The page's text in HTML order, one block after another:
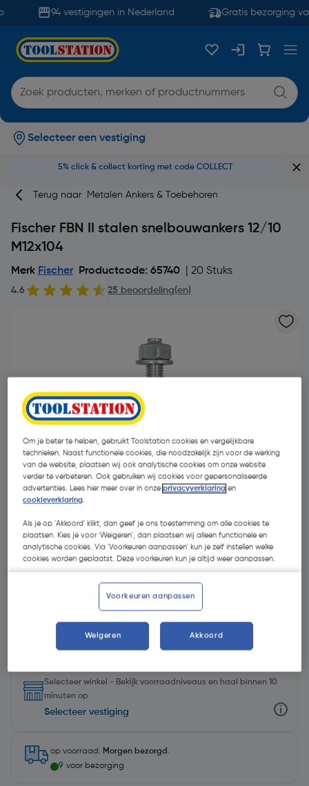
94 vestigingen in Nederland Gratis bezorging
Selecteer een vestiging
5% click & collect korting met code COLLECT
Terug naar Metalen Ankers & Toebehoren
Fischer FBN II stalen snelbouwankers 12/10
M12x104
Merk Fischer Productcode: 65740 | 20 Stuks
4.6 25 beoordeling(en)
€ 37,06| Excl. btw € 30,63
Kies productvariant(7)
Selecteer winkel - Bekijk voorraadniveaus en haal binnen 10
minuten op
Selecteer vestiging
op voorraad. Morgen bezorgd .
9 voor bezorging
Om je beter te helpen, gebruikt Toolstation cookies en vergelijkbare
technieken. Naast functionele cookies, die noodzakelijk zijn voor de werking
van de website, plaatsen wij ook analytische cookies om onze website
verder te verbeteren. Ook gebruiken wij cookies voor gepersonaliseerde
advertenties. Lees hier meer over in onzeprivacyverklaring en
cookieverklaring.
Als je op 'Akkoord' klikt, dan geef je ons toestemming om alle cookies te
plaatsen. Kies je voor 'Weigeren', dan plaatsen wij alleen functionele en
analytische cookies. Via 'Voorkeuren aanpassen' kun je zelf instellen welke
cookies worden geplaatst. Deze voorkeuren kun je altijd weer aanpassen.
Voorkeuren aanpassen
Weigeren Akkoord